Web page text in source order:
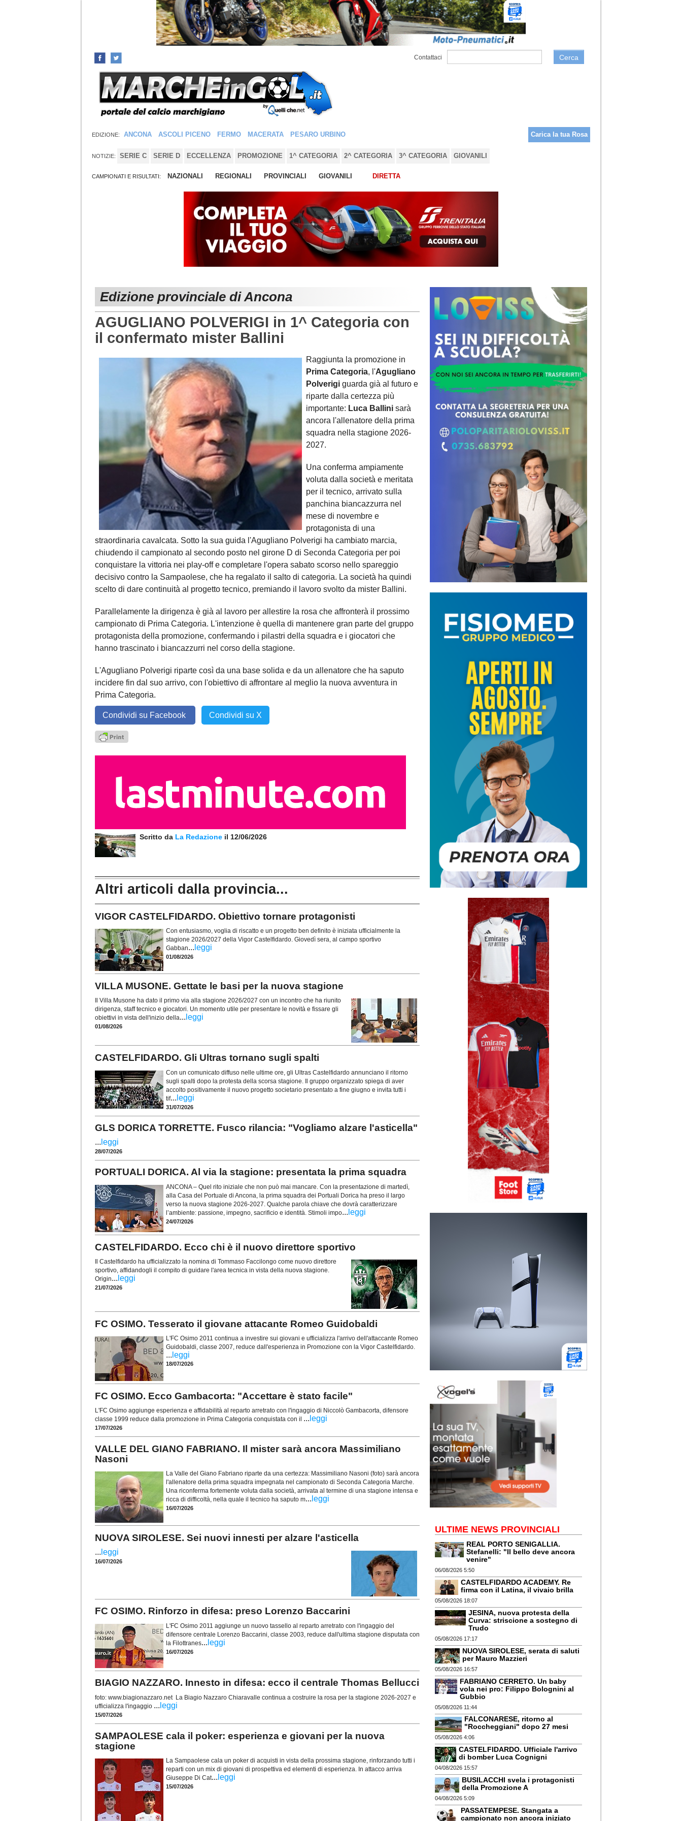
Contattaci Cerca
EDIZIONE: ANCONA ASCOLI PICENO FERMO MACERATA PESARO URBINO Carica la tua Rosa
NOTIZIE: SERIE C SERIE D ECCELLENZA PROMOZIONE 1^ CATEGORIA 2^ CATEGORIA 3^ CATEGORIA GIOVANILI
CAMPIONATI E RISULTATI: NAZIONALI REGIONALI PROVINCIALI GIOVANILI DIRETTA
Edizione provinciale di Ancona
AGUGLIANO POLVERIGI in 1^ Categoria con
il confermato mister Ballini
Raggiunta la promozione in
Prima Categoria, l'Agugliano
Polverigi guarda già al futuro e
riparte dalla certezza più
importante: Luca Ballini sarà
ancora l'allenatore della prima
squadra nella stagione 2026-
2027.
Una conferma ampiamente
voluta dalla società e meritata
per il tecnico, arrivato sulla
panchina biancazzurra nel
mese di novembre e
protagonista di una
straordinaria cavalcata. Sotto la sua guida l'Agugliano Polverigi ha cambiato marcia,
chiudendo il campionato al secondo posto nel girone D di Seconda Categoria per poi
conquistare la vittoria nei play-off e completare l'opera sabato scorso nello spareggio
decisivo contro la Sampaolese, che ha regalato il salto di categoria. La società ha quindi
scelto di dare continuità al progetto tecnico, premiando il lavoro svolto da mister Ballini.
Parallelamente la dirigenza è già al lavoro per allestire la rosa che affronterà il prossimo
campionato di Prima Categoria. L'intenzione è quella di mantenere gran parte del gruppo
protagonista della promozione, confermando i pilastri della squadra e i giocatori che
hanno trascinato i biancazzurri nel corso della stagione.
L'Agugliano Polverigi riparte così da una base solida e da un allenatore che ha saputo
incidere fin dal suo arrivo, con l'obiettivo di affrontare al meglio la nuova avventura in
Prima Categoria.
Condividi su Facebook Condividi su X
Scritto da La Redazione il 12/06/2026
Altri articoli dalla provincia...
VIGOR CASTELFIDARDO. Obiettivo tornare protagonisti
Con entusiasmo, voglia di riscatto e un progetto ben definito è iniziata ufficialmente la
stagione 2026/2027 della Vigor Castelfidardo. Giovedì sera, al campo sportivo
Gabban... leggi
01/08/2026
VILLA MUSONE. Gettate le basi per la nuova stagione
Il Villa Musone ha dato il primo via alla stagione 2026/2027 con un incontro che ha riunito
dirigenza, staff tecnico e giocatori. Un momento utile per presentare le novità e fissare gli
obiettivi in vista dell'inizio della... leggi
01/08/2026
CASTELFIDARDO. Gli Ultras tornano sugli spalti
Con un comunicato diffuso nelle ultime ore, gli Ultras Castelfidardo annunciano il ritorno
sugli spalti dopo la protesta della scorsa stagione. Il gruppo organizzato spiega di aver
accolto positivamente il nuovo progetto societario presentato a fine giugno e invita tutti i
tif... leggi
31/07/2026
GLS DORICA TORRETTE. Fusco rilancia: "Vogliamo alzare l'asticella"
... leggi
28/07/2026
PORTUALI DORICA. Al via la stagione: presentata la prima squadra
ANCONA – Quel rito iniziale che non può mai mancare. Con la presentazione di martedì,
alla Casa del Portuale di Ancona, la prima squadra dei Portuali Dorica ha preso il largo
verso la nuova stagione 2026-2027. Qualche parola chiave che dovrà caratterizzare
l’ambiente: passione, impegno, sacrificio e identità. Stimoli impo... leggi
24/07/2026
CASTELFIDARDO. Ecco chi è il nuovo direttore sportivo
Il Castelfidardo ha ufficializzato la nomina di Tommaso Faccilongo come nuovo direttore
sportivo, affidandogli il compito di guidare l'area tecnica in vista della nuova stagione.
Origin... leggi
21/07/2026
FC OSIMO. Tesserato il giovane attacante Romeo Guidobaldi
L'FC Osimo 2011 continua a investire sui giovani e ufficializza l'arrivo dell'attaccante Romeo
Guidobaldi, classe 2007, reduce dall'esperienza in Promozione con la Vigor Castelfidardo.
... leggi
18/07/2026
FC OSIMO. Ecco Gambacorta: "Accettare è stato facile"
L'FC Osimo aggiunge esperienza e affidabilità al reparto arretrato con l'ingaggio di Niccolò Gambacorta, difensore
classe 1999 reduce dalla promozione in Prima Categoria conquistata con il ... leggi
17/07/2026
VALLE DEL GIANO FABRIANO. Il mister sarà ancora Massimiliano
Nasoni
La Valle del Giano Fabriano riparte da una certezza: Massimiliano Nasoni (foto) sarà ancora
l'allenatore della prima squadra impegnata nel campionato di Seconda Categoria Marche.
Una riconferma fortemente voluta dalla società, arrivata al termine di una stagione intensa e
ricca di difficoltà, nella quale il tecnico ha saputo m... leggi
16/07/2026
NUOVA SIROLESE. Sei nuovi innesti per alzare l'asticella
... leggi
16/07/2026
FC OSIMO. Rinforzo in difesa: preso Lorenzo Baccarini
L'FC Osimo 2011 aggiunge un nuovo tassello al reparto arretrato con l'ingaggio del
difensore centrale Lorenzo Baccarini, classe 2003, reduce dall'ultima stagione disputata con
la Filottranes... leggi
16/07/2026
BIAGIO NAZZARO. Innesto in difesa: ecco il centrale Thomas Bellucci
foto: www.biagionazzaro.net La Biagio Nazzaro Chiaravalle continua a costruire la rosa per la stagione 2026-2027 e
ufficializza l'ingaggio ... leggi
15/07/2026
SAMPAOLESE cala il poker: esperienza e giovani per la nuova
stagione
La Sampaolese cala un poker di acquisti in vista della prossima stagione, rinforzando tutti i
reparti con un mix di giovani di prospettiva ed elementi di esperienza. In attacco arriva
Giuseppe Di Cat... leggi
15/07/2026
ULTIME NEWS PROVINCIALI
REAL PORTO SENIGALLIA.
Stefanelli: "Il bello deve ancora
venire"
06/08/2026 5:50
CASTELFIDARDO ACADEMY. Re
firma con il Latina, il vivaio brilla
05/08/2026 18:07
JESINA, nuova protesta della
Curva: striscione a sostegno di
Trudo
05/08/2026 17:17
NUOVA SIROLESE, serata di saluti
per Mauro Mazzieri
05/08/2026 16:57
FABRIANO CERRETO. Un baby
vola nei pro: Filippo Bolognini al
Gubbio
05/08/2026 11:44
FALCONARESE, ritorno al
"Roccheggiani" dopo 27 mesi
05/08/2026 4:06
CASTELFIDARDO. Ufficiale l'arrivo
di bomber Luca Cognigni
04/08/2026 15:57
BUSILACCHI svela i protagonisti
della Promozione A
04/08/2026 5:09
PASSATEMPESE. Stangata a
campionato non ancora iniziato